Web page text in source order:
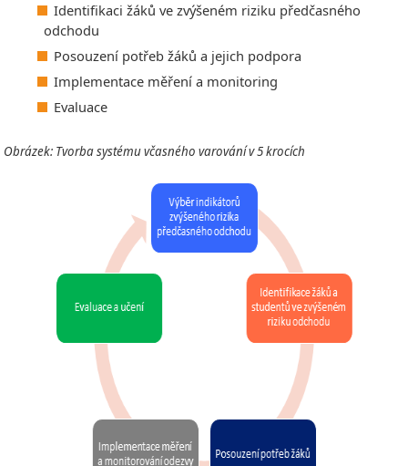
Identifikaci žáků ve zvýšeném riziku předčasného
odchodu
Posouzení potřeb žáků a jejich podpora
Implementace měření a monitoring
Evaluace
Obrázek: Tvorba systému včasného varování v 5 krocích